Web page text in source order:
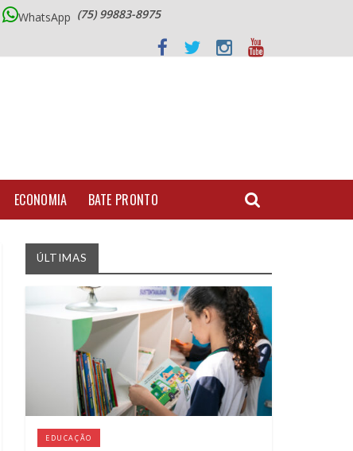
WhatsApp (75) 99883-8975
ECONOMIA BATE PRONTO
ÚLTIMAS
EDUCAÇÃO